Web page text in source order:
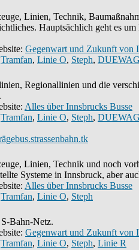
Linien, Technik,
Hauptsächlich geht es
Gegenwart und Zukunft von
Tramfan, Linie O, Steph,
Regionallinien und die
Alles über Innsbrucks Busse
Tramfan, Linie O, Steph,
bus.strassenbahn.tk
Linien, Technik und noch
Systeme in Innsbruck, aber
Alles über Innsbrucks Busse
Tramfan, Linie O, Steph
Bahn-Netz.
Gegenwart und Zukunft von
Tramfan, Linie O, Steph, Linie R